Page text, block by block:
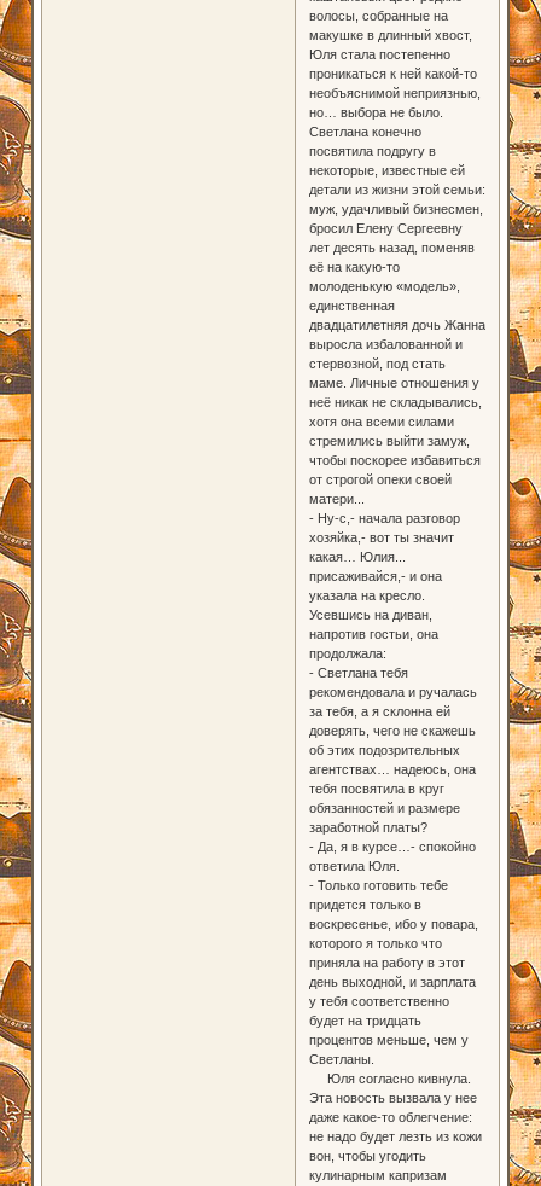
волосы, собранные на
макушке в длинный хвост,
Юля стала постепенно
проникаться к ней какой-то
необъяснимой неприязнью,
но… выбора не было.
Светлана конечно
посвятила подругу в
некоторые, известные ей
детали из жизни этой семьи:
муж, удачливый бизнесмен,
бросил Елену Сергеевну
лет десять назад, поменяв
её на какую-то
молоденькую «модель»,
единственная
двадцатилетняя дочь Жанна
выросла избалованной и
стервозной, под стать
маме. Личные отношения у
неё никак не складывались,
хотя она всеми силами
стремились выйти замуж,
чтобы поскорее избавиться
от строгой опеки своей
матери...
- Ну-с,- начала разговор
хозяйка,- вот ты значит
какая… Юлия...
присаживайся,- и она
указала на кресло.
Усевшись на диван,
напротив гостьи, она
продолжала:
- Светлана тебя
рекомендовала и ручалась
за тебя, а я склонна ей
доверять, чего не скажешь
об этих подозрительных
агентствах… надеюсь, она
тебя посвятила в круг
обязанностей и размере
заработной платы?
- Да, я в курсе…- спокойно
ответила Юля.
- Только готовить тебе
придется только в
воскресенье, ибо у повара,
которого я только что
приняла на работу в этот
день выходной, и зарплата
у тебя соответственно
будет на тридцать
процентов меньше, чем у
Светланы.
Юля согласно кивнула.
Эта новость вызвала у нее
даже какое-то облегчение:
не надо будет лезть из кожи
вон, чтобы угодить
кулинарным капризам